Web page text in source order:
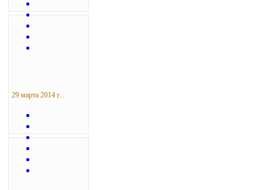
29 марта 2014 г...